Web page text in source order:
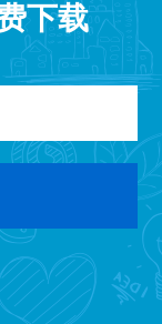
下载